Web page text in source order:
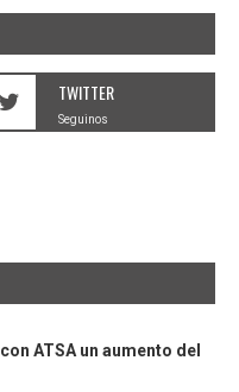
TWITTER
Seguinos
ATSA un aumento del